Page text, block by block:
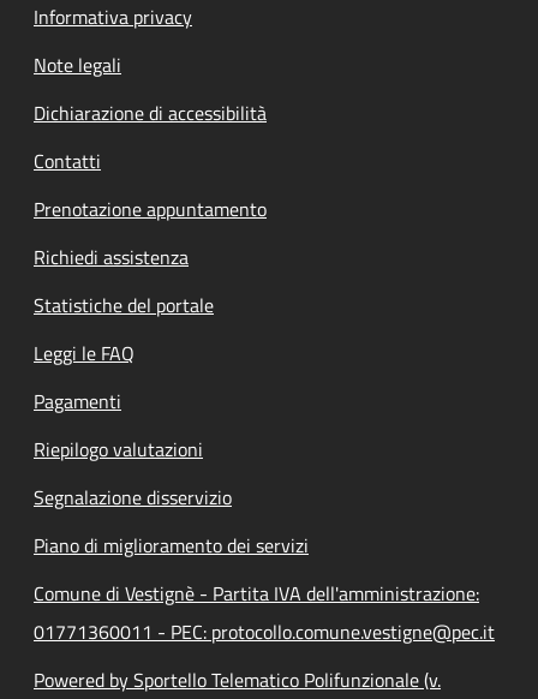
Informativa privacy
Note legali
Dichiarazione di accessibilità
Contatti
Prenotazione appuntamento
Richiedi assistenza
Statistiche del portale
Leggi le FAQ
Pagamenti
Riepilogo valutazioni
Segnalazione disservizio
Piano di miglioramento dei servizi
Comune di Vestignè - Partita IVA dell'amministrazione:
01771360011 - PEC: protocollo.comune.vestigne@pec.it
Powered by Sportello Telematico Polifunzionale (v.